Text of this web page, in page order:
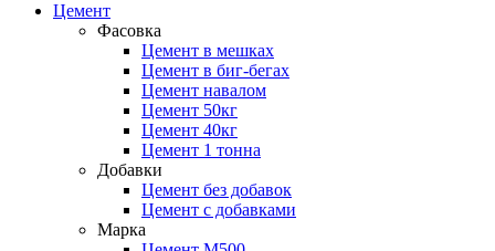
Цемент
Фасовка
Цемент в мешках
Цемент в биг-бегах
Цемент навалом
Цемент 50кг
Цемент 40кг
Цемент 1 тонна
Добавки
Цемент без добавок
Цемент с добавками
Марка